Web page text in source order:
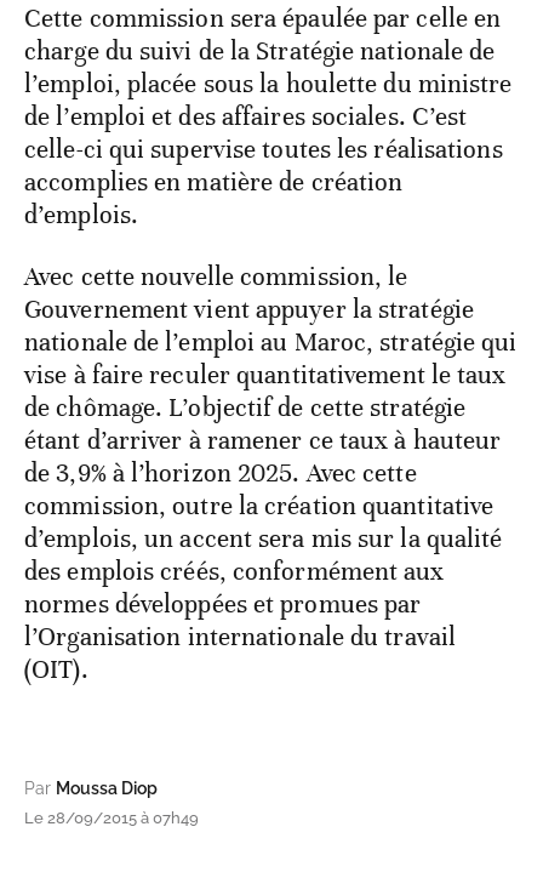
Cette commission sera épaulée par celle en
charge du suivi de la Stratégie nationale de
l’emploi, placée sous la houlette du ministre
de l’emploi et des affaires sociales. C’est
celle-ci qui supervise toutes les réalisations
accomplies en matière de création
d’emplois.
Avec cette nouvelle commission, le
Gouvernement vient appuyer la stratégie
nationale de l’emploi au Maroc, stratégie qui
vise à faire reculer quantitativement le taux
de chômage. L’objectif de cette stratégie
étant d’arriver à ramener ce taux à hauteur
de 3,9% à l’horizon 2025. Avec cette
commission, outre la création quantitative
d’emplois, un accent sera mis sur la qualité
des emplois créés, conformément aux
normes développées et promues par
l’Organisation internationale du travail
(OIT).
Par Moussa Diop
Le 28/09/2015 à 07h49